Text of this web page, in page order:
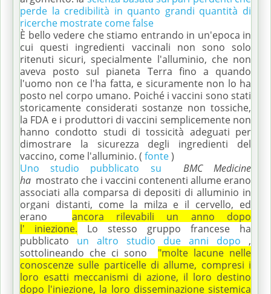
perde la credibilità in quanto grandi quantità di
ricerche mostrate come false
È bello vedere che stiamo entrando in un'epoca in
cui questi ingredienti vaccinali non sono solo
ritenuti sicuri, specialmente l'alluminio, che non
aveva posto sul pianeta Terra fino a quando
l'uomo non ce l'ha fatta, e sicuramente non lo ha
posto nel corpo umano. Poiché i vaccini sono stati
storicamente considerati sostanze non tossiche,
la FDA e i produttori di vaccini semplicemente non
hanno condotto studi di tossicità adeguati per
dimostrare la sicurezza degli ingredienti del
vaccino, come l'alluminio. ( fonte)
Uno studio pubblicato su
BMC Medicine
ha mostrato che i vaccini contenenti allume erano
associati alla comparsa di depositi di alluminio in
organi distanti, come la milza e il cervello, ed
erano ancora rilevabili un anno dopo
l' iniezione.
Lo stesso gruppo francese ha
pubblicato un altro studio due anni dopo ,
sottolineando che ci sono "molte lacune nelle
conoscenze sulle particelle di allume, compresi i
loro esatti meccanismi di azione, il loro destino
dopo l'iniezione, la loro disseminazione sistemica